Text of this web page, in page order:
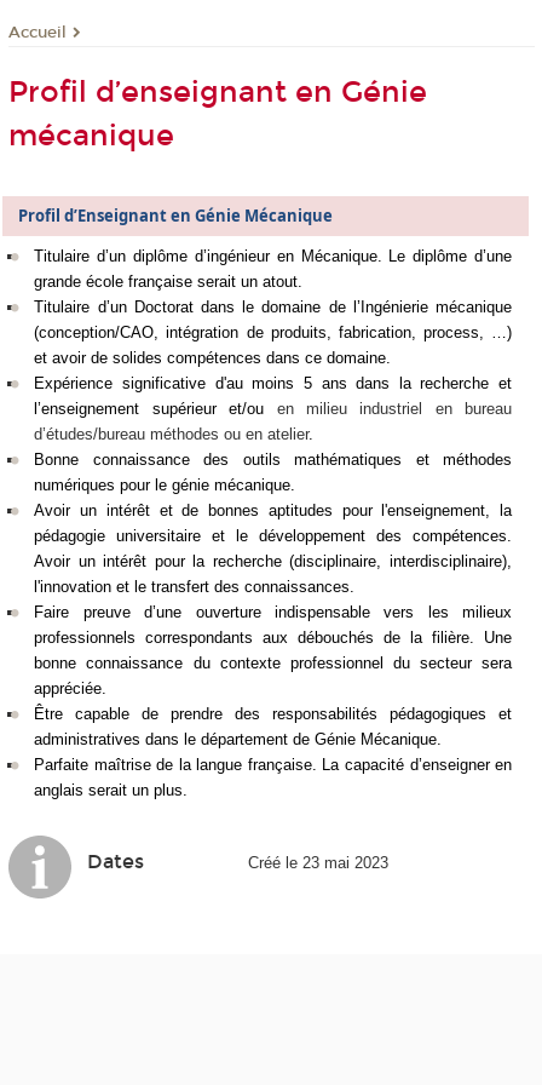
Accueil
Profil d’enseignant en Génie
mécanique
Profil d’Enseignant en Génie Mécanique
Titulaire d’un diplôme d’ingénieur en Mécanique. Le diplôme d’une
grande école française serait un atout.
Titulaire d’un Doctorat dans le domaine de l’Ingénierie mécanique
(conception/CAO, intégration de produits, fabrication, process, …)
et avoir de solides compétences dans ce domaine.
Expérience significative d'au moins 5 ans dans la recherche et
l’enseignement supérieur et/ou en milieu industriel en bureau
d’études/bureau méthodes ou en atelier.
Bonne connaissance des outils mathématiques et méthodes
numériques pour le génie mécanique.
Avoir un intérêt et de bonnes aptitudes pour l'enseignement, la
pédagogie universitaire et le développement des compétences.
Avoir un intérêt pour la recherche (disciplinaire, interdisciplinaire),
l'innovation et le transfert des connaissances.
Faire preuve d’une ouverture indispensable vers les milieux
professionnels correspondants aux débouchés de la filière. Une
bonne connaissance du contexte professionnel du secteur sera
appréciée.
Être capable de prendre des responsabilités pédagogiques et
administratives dans le département de Génie Mécanique.
Parfaite maîtrise de la langue française. La capacité d’enseigner en
anglais serait un plus.
Dates Créé le 23 mai 2023